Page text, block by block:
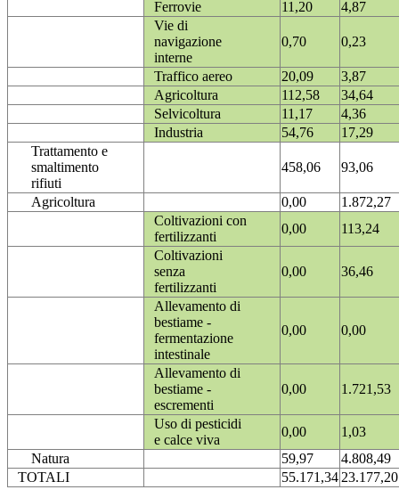
Ferrovie 11,20
4,87
Vie di
navigazione
interne
0,70 0,23
Traffico aereo 20,09
3,87
Agricoltura
112,58
34,64
Selvicoltura
11,17
4,36
Industria
54,76
17,29
Trattamento e
smaltimento
rifiuti
458,06 93,06
Agricoltura 0,00
1.872,27
Coltivazioni con
fertilizzanti
0,00
113,24
Coltivazioni
senza
fertilizzanti
0,00 36,46
Allevamento di
bestiame -
fermentazione
intestinale
0,00 0,00
Allevamento di
bestiame -
escrementi
0,00 1.721,53
Uso di pesticidi
e calce viva
0,00
1,03
Natura
59,97
4.808,49
TOTALI
55.171,3423.177,20